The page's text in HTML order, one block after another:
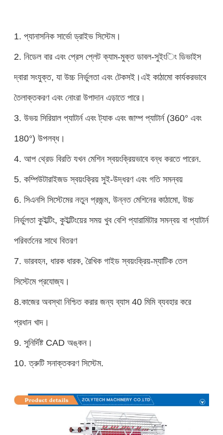
1. প্যানাসনিক সার্ভো ড্রাইভ সিস্টেম।
2. নিডেল বার এবং প্রেস প্লেট ক্যাম-মুক্ত ডাবল-সুইংিং ডিভাইস
দ্বারা সংযুক্ত, যা উচ্চ নির্ভুলতা এবং টেকসই।এই কাঠামো কার্যকরভাবে
তৈলাক্তকরণ এবং নোংরা উপাদান এড়াতে পারে।
3. উভয় সিরিয়াল প্যাটার্ন এবং ট্যাক এবং জাম্প প্যাটার্ন (360° এবং
180°) উপলব্ধ।
4. আপ থ্রেড বিরতি যখন মেশিন স্বয়ংক্রিয়ভাবে বন্ধ করতে পারেন.
5. কম্পিউটারাইজড স্বয়ংক্রিয় সুই-উদ্ধরণ এবং গতি সমন্বয়
6. সিএনসি সিস্টেমের নতুন প্রজন্ম, উন্নত মেশিনের কাঠামো, উচ্চ
নির্ভুলতা কুইল্টিং, কুইল্টিংয়ের সময় খুব বেশি প্যারামিটার সমন্বয় বা প্যাটার্ন
পরিবর্তনের সাথে বিতরণ
7. ভারবহন, ধারক ধারক, রৈখিক গাইড স্বয়ংক্রিয়-ম্যাটিক তেল
সিস্টেমে প্রযোজ্য।
8.কাজের অবস্থা নিশ্চিত করার জন্য ব্যাস 40 মিমি ব্যবহার করে
প্রধান খাদ।
9. সুনির্দিষ্ট CAD অঙ্কন।
10. ত্রুটি সনাক্তকরণ সিস্টেম.